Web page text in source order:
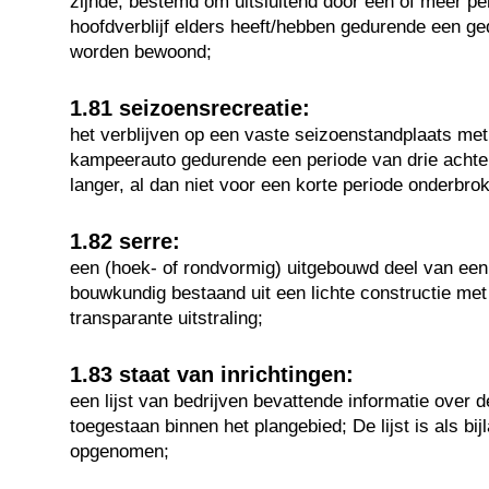
hoofdverblijf elders heeft/hebben gedurende een
worden bewoond;
1.81 seizoensrecreatie:
het verblijven op een vaste seizoenstandplaats
kampeerauto gedurende een periode van drie
langer, al dan niet voor een korte periode
1.82 serre:
een (hoek- of rondvormig) uitgebouwd deel van
bouwkundig bestaand uit een lichte constructie
transparante uitstraling;
1.83 staat van inrichtingen:
een lijst van bedrijven bevattende informatie over
toegestaan binnen het plangebied; De lijst is als
opgenomen;